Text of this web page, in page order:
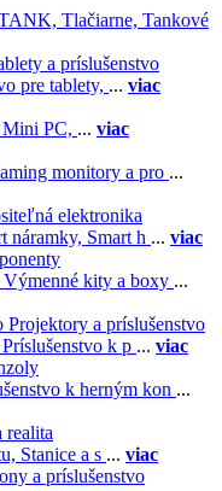
Tlačiarne, Tankové
a príslušenstvo
pre tablety, ... viac
Mini PC, ... viac
monitory a pro ...
elektronika
náramky, Smart h ... viac
Výmenné kity a boxy ...
Projektory a príslušenstvo
Príslušenstvo k p ... viac
k herným kon ...
realita
Stanice a s ... viac
a príslušenstvo